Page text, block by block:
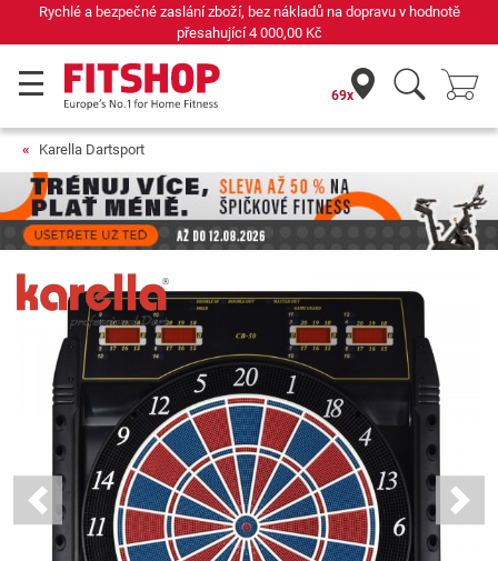
Rychlé a bezpečné zaslání zboží, bez nákladů na dopravu v hodnotě
přesahující4 000,00 Kč
69x
Karella Dartsport
Previous Next